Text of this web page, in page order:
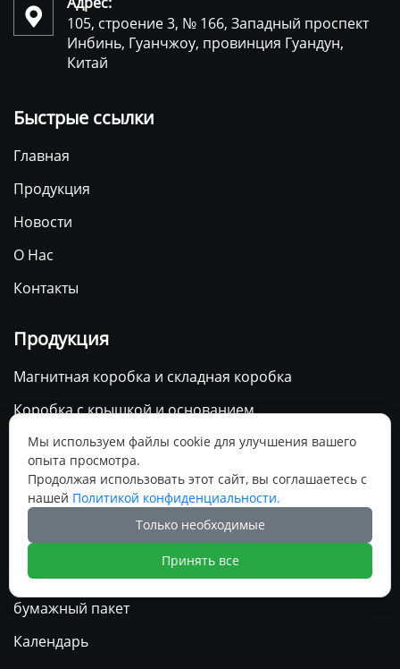

105, строение 3, № 166, Западный проспект
Инбинь, Гуанчжоу, провинция Гуандун,
Китай
Быстрые ссылки
Главная
Продукция
Новости
О Нас
Контакты
Продукция
Магнитная коробка и складная коробка
Коробка с крышкой и основанием
Коробка с выдвижным ящиком
Почтовая коробка
Гофрокороб
Картонная коробка из слоновой кости
Специальная коробка
бумажный пакет
Календарь
Мы используем файлы cookie для улучшения вашего
опыта просмотра.
Продолжая использовать этот сайт, вы соглашаетесь с
нашей Политикой конфиденциальности.
Только необходимые
Принять все